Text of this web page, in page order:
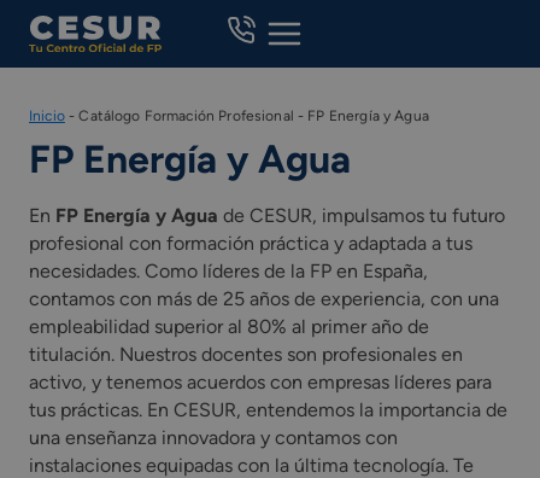
Skip
content
Inicio-Catálogo Formación Profesional - FP Energía y Agua
FP Energía y Agua
En FP Energía y Agua de CESUR, impulsamos tu futuro
profesional con formación práctica y adaptada a tus
necesidades. Como líderes de la FP en España,
contamos con más de 25 años de experiencia, con una
empleabilidad superior al 80% al primer año de
titulación. Nuestros docentes son profesionales en
activo, y tenemos acuerdos con empresas líderes para
tus prácticas. En CESUR, entendemos la importancia de
una enseñanza innovadora y contamos con
instalaciones equipadas con la última tecnología. Te